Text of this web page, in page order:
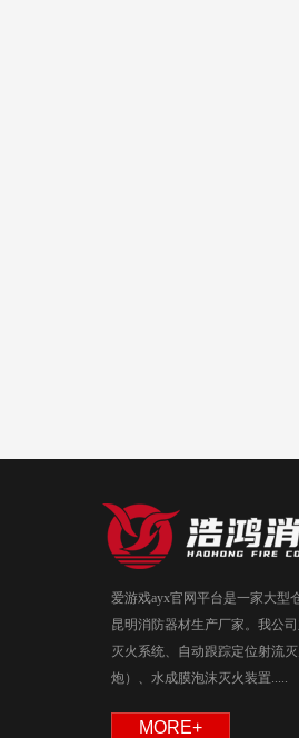
爱游戏ayx官网平台是一家大型
昆明消防器材生产厂家。我公
灭火系统、自动跟踪定位射流
炮）、水成膜泡沫灭火装置.....
MORE+